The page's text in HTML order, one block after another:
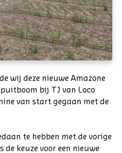
wij deze nieuwe Amazone
bij TJ van Loco
van start gegaan met de
te hebben met de vorige
keuze voor een nieuwe